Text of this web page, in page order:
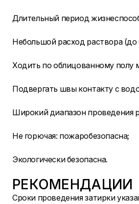
Длительный период
Небольшой расход раствора (до
Ходить по облицованному полу
Подвергать швы контакту с
Широкий диапазон проведения
Не горючая: пожаробезопасна;
Экологически безопасна.
РЕКОМЕНДАЦИИ
Сроки проведения затирки